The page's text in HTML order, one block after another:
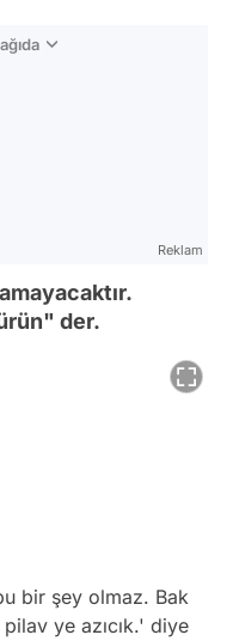
Reklam
der.
bir şey olmaz. Bak
ye azıcık.' diye